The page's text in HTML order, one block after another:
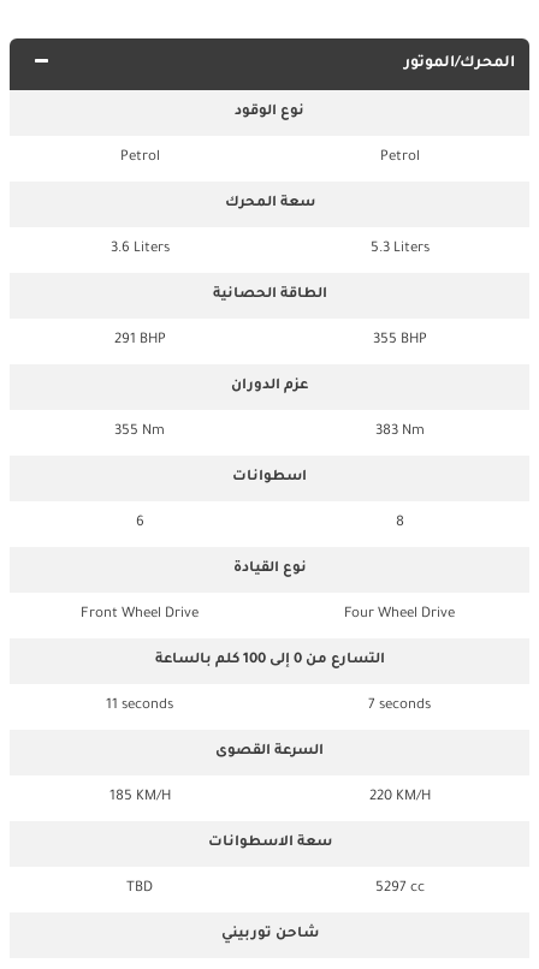
المحرك/الموتور
نوع الوقود
Petrol
Petrol
سعة المحرك
5.3 Liters
3.6 Liters
الطاقة الحصانية
355 BHP
291 BHP
عزم الدوران
383 Nm
355 Nm
اسطوانات
8
6
نوع القيادة
Four Wheel Drive
Front Wheel Drive
التسارع من 0 إلى 100 كلم بالساعة
7 seconds
11 seconds
السرعة القصوى
220 KM/H
185 KM/H
سعة الاسطوانات
5297 cc
TBD
شاحن توربيني